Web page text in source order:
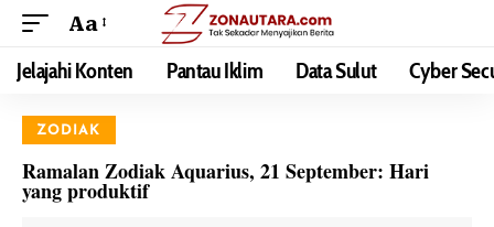
Aa
Jelajahi Konten Pantau Iklim Data Sulut Cyber
ZODIAK
Ramalan Zodiak Aquarius, 21 September: Hari
yang produktif